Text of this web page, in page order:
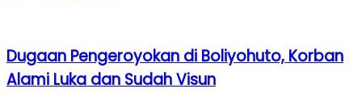
Dugaan Pengeroyokan di Boliyohuto, Korban
Alami Luka dan Sudah Visun